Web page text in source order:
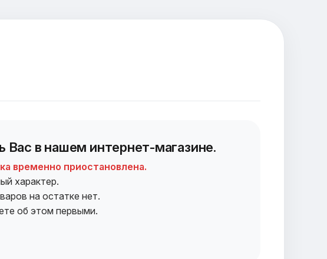
в нашем интернет-магазине.
временно приостановлена.
характер.
на остатке нет.
об этом первыми.